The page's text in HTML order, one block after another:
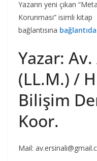
Yazarın yeni çıkan
Korunması” isimli kitap
bağlantısına
Yazar: Av.
(LL.M.) /
Bilişim
Koor.
Mail: